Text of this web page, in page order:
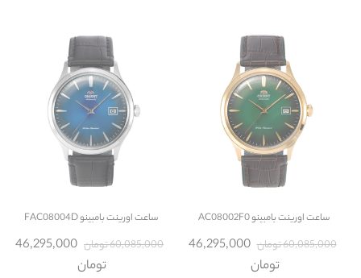
ساعتاورینت بامبینو AC08002F0
60,085,000 تومان
46,295,000
تومان
ساعتاورینت بامبینو FAC08004D
60,085,000 تومان
46,295,000
تومان